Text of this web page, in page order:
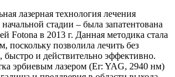
лазерная технология лечения
стадии – была запатентована
Fotona в 2013 г. Данная методика стала
поскольку позволила лечить без
быстро и действительно эффективно.
эрбиевым лазером (Er: YAG, 2940 нм)